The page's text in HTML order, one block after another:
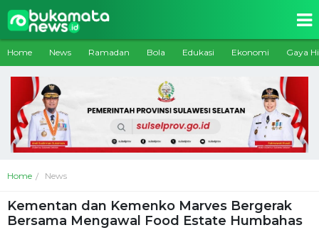
Home News Ramadan Bola Edukasi Ekonomi Gaya
Home News
Kementan dan Kemenko Marves Bergerak
Bersama Mengawal Food Estate Humbahas